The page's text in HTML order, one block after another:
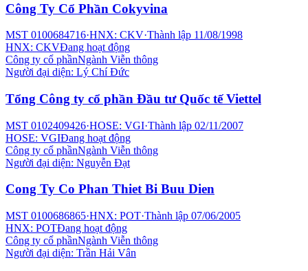
Công Ty Cổ Phần Cokyvina
MST 0100684716·HNX: CKV·Thành lập 11/08/1998
HNX: CKVĐang hoạt động
Công ty cổ phầnNgành Viễn thông
Người đại diện: Lý Chí Đức
Tổng Công ty cổ phần Đầu tư Quốc tế Viettel
MST 0102409426·HOSE: VGI·Thành lập 02/11/2007
HOSE: VGIĐang hoạt động
Công ty cổ phầnNgành Viễn thông
Người đại diện: Nguyễn Đạt
Cong Ty Co Phan Thiet Bi Buu Dien
MST 0100686865·HNX: POT·Thành lập 07/06/2005
HNX: POTĐang hoạt động
Công ty cổ phầnNgành Viễn thông
Người đại diện: Trần Hải Vân